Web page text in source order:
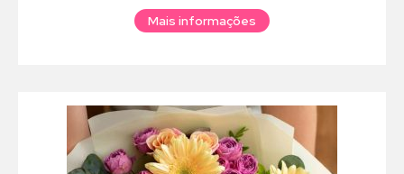
Mais informações